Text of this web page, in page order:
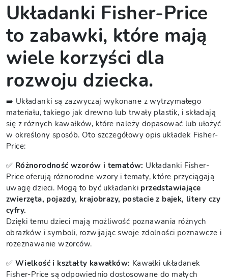
Układanki Fisher-Price
to zabawki, które mają
wiele korzyści dla
rozwoju dziecka.
➡️ Układanki są zazwyczaj wykonane z wytrzymałego
materiału, takiego jak drewno lub trwały plastik, i składają
się z różnych kawałków, które należy dopasować lub ułożyć
w określony sposób. Oto szczegółowy opis układek Fisher-
Price:
✅ Różnorodność wzorów i tematów: Układanki Fisher-
Price oferują różnorodne wzory i tematy, które przyciągają
uwagę dzieci. Mogą to być układanki przedstawiające
zwierzęta, pojazdy, krajobrazy, postacie z bajek, litery czy
cyfry.
Dzięki temu dzieci mają możliwość poznawania różnych
obrazków i symboli, rozwijając swoje zdolności poznawcze i
rozeznawanie wzorców.
✅ Wielkość i kształty kawałków: Kawałki układanek
Fisher-Price są odpowiednio dostosowane do małych